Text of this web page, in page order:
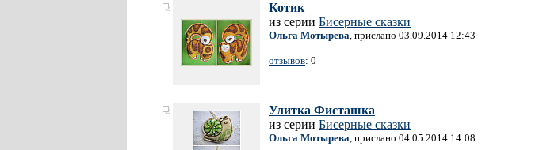
Котик
из серии Бисерные сказки
Ольга Мотырева, прислано 03.09.2014 12:43
отзывов: 0
Улитка Фисташка
из серии Бисерные сказки
Ольга Мотырева, прислано 04.05.2014 14:08